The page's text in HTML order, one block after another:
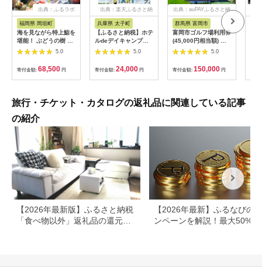
出典：ふるラボ
福岡県 岡垣町
海を見ながら特上鮨を
堪能！ ぶどうの樹 鮨
屋台ペア お食事券 海
鮮 海 屋台 食事 ペア
福岡県 岡垣町
5.0
寄付金額: 68,500 円
出典：楽天ふるさと納
税
兵庫県 太子町
【ふるさと納税】ホテ
ルdeデイキャンプ体
験チケット
【1364991】
5.0
寄付金額: 24,000 円
出典：auPAYふるさと納
群馬県 富岡市
富岡市ゴルフ場利用券
(45,000円相当額) ゴ
ルフ チケット 平日 土
日 祝日 プレー券 関東
群馬県 首都圏 F20E-
382
5.0
寄付金額: 150,000 円
旅行・チケット・カタログの返礼品に関連している記事
の紹介
【2026年最新版】ふるさと納税
「食べ物以外」返礼品の還元率
【2026年最新】ふるなびの
ンペーンを解説！最大50%還